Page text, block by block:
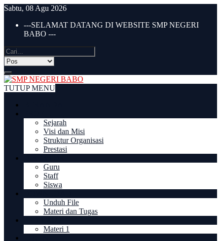
Sabtu, 08 Agu 2026
---SELAMAT DATANG DI WEBSITE SMP NEGERI
BABO ---
TUTUP MENU
Sejarah
Visi dan Misi
Struktur Organisasi
Prestasi
Guru
Staff
Siswa
Unduh File
Materi dan Tugas
Materi 1